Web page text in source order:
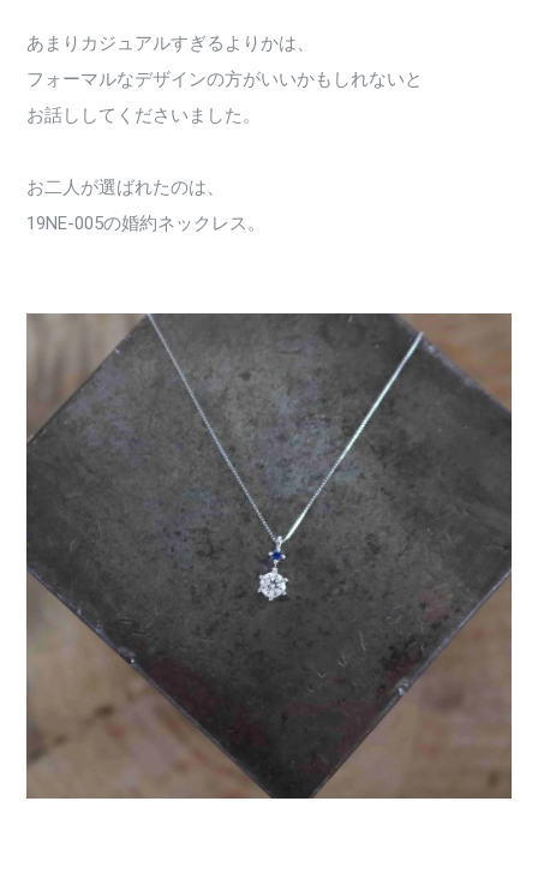
あまりカジュアルすぎるよりかは、
フォーマルなデザインの方がいいかもしれないと
お話ししてくださいました。
お二人が選ばれたのは、
19NE-005の婚約ネックレス。